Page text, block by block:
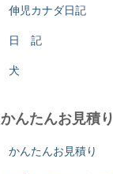
伸児カナダ日記
日 記
犬
かんたんお見積り
かんたんお見積り